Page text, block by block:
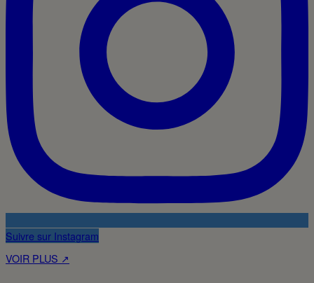
Suivre sur Instagram
VOIR PLUS ↗